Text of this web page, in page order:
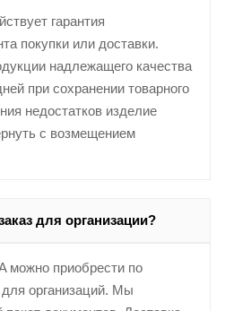
гарантия
покупки или доставки.
надлежащего качества
при сохранении товарного
недостатков изделие
с возмещением
для организации?
можно приобрести по
организаций. Мы